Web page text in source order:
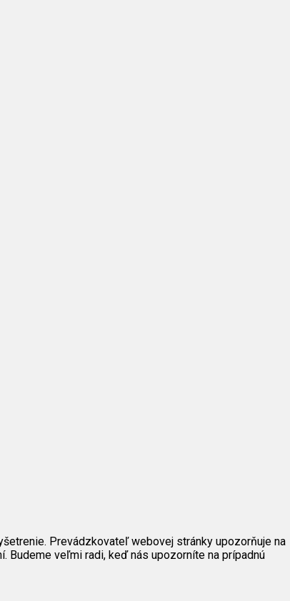
Prevádzkovateľ webovej stránky upozorňuje na
Budeme veľmi radi, keď nás upozorníte na prípadnú